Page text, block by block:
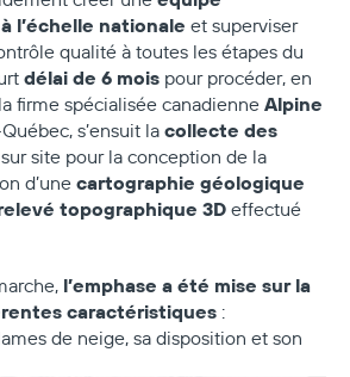
l’échelle nationale et superviser
qualité à toutes les étapes du
délai de 6 mois pour procéder, en
firme spécialisée canadienneAlpine
s’ensuit la collecte des
site pour la conception de la
d’une cartographie géologique
topographique 3D effectué
l’emphase a été mise sur la
caractéristiques :
de neige, sa disposition et son